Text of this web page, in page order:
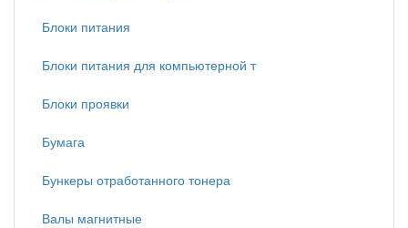
Блоки питания
Блоки питания для компьютерной т
Блоки проявки
Бумага
Бункеры отработанного тонера
Валы магнитные